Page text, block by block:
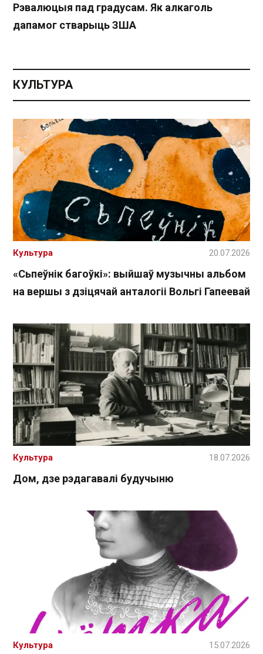
Рэвалюцыя пад градусам. Як алкаголь
дапамог стварыць ЗША
КУЛЬТУРА
«Сьпеўнік багоўкі»: выйшаў музычны альбом
на вершы з дзіцячай анталогіі Вольгі Гапеевай
Культура 20.07.2026
Дом, дзе рэдагавалі будучыню
Культура 18.07.2026
Культура 15.07.2026